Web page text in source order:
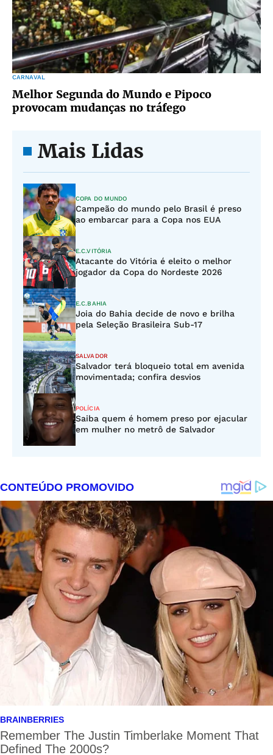
CARNAVAL
Melhor Segunda do Mundo e Pipoco
provocam mudanças no tráfego
Mais Lidas
COPA DO MUNDO
Campeão do mundo pelo Brasil é preso
ao embarcar para a Copa nos EUA
E.C.VITÓRIA
Atacante do Vitória é eleito o melhor
jogador da Copa do Nordeste 2026
E.C.BAHIA
Joia do Bahia decide de novo e brilha
pela Seleção Brasileira Sub-17
SALVADOR
Salvador terá bloqueio total em avenida
movimentada; confira desvios
POLÍCIA
Saiba quem é homem preso por ejacular
em mulher no metrô de Salvador